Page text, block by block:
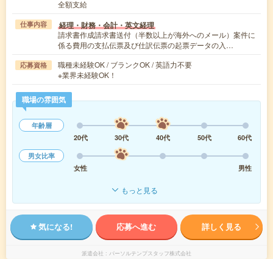
全額支給
仕事内容 経理・財務・会計・英文経理
請求書作成請求書送付（半数以上が海外へのメール）案件に
係る費用の支払伝票及び仕訳伝票の起票データの入…
応募資格
職種未経験OK / ブランクOK / 英語力不要
※業界未経験OK！
職場の雰囲気
年齢層
20代
30代 40代 50代
60代
男女比率
女性
男性
もっと見る
気になる! 応募へ進む 詳しく見る
派遣会社 パーソルテンプスタッフ株式会社